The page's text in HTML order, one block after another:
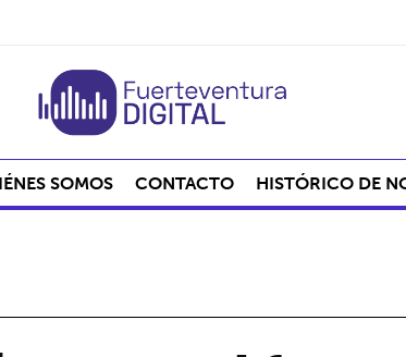
SOMOS CONTACTO HISTÓRICO DE